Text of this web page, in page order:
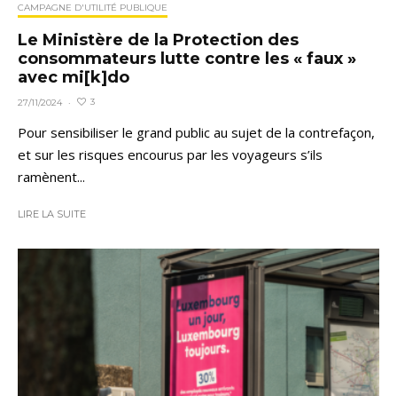
CAMPAGNE D'UTILITÉ PUBLIQUE
Le Ministère de la Protection des
consommateurs lutte contre les « faux »
avec mi[k]do
27/11/2024 · 3
Pour sensibiliser le grand public au sujet de la contrefaçon,
et sur les risques encourus par les voyageurs s’ils
ramènent...
LIRE LA SUITE